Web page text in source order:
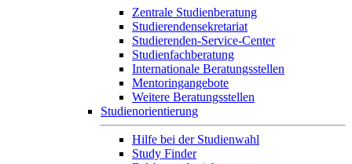
Zentrale Studienberatung
Studierendensekretariat
Studierenden-Service-Center
Studienfachberatung
Internationale Beratungsstellen
Mentoringangebote
Weitere Beratungsstellen
Studienorientierung
Hilfe bei der Studienwahl
Study Finder